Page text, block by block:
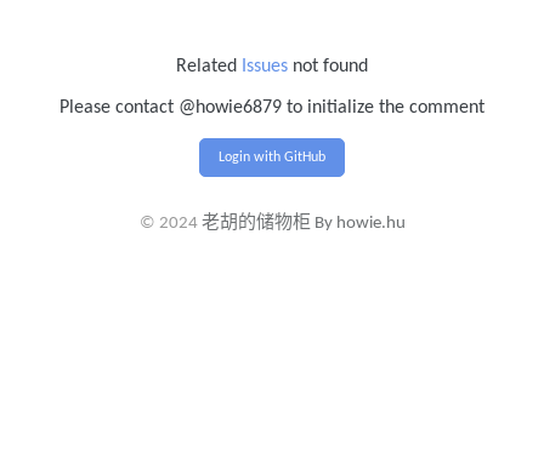
Related Issues not found
Please contact @howie6879 to initialize the comment
Login with GitHub
© 2024 老胡的储物柜 By howie.hu